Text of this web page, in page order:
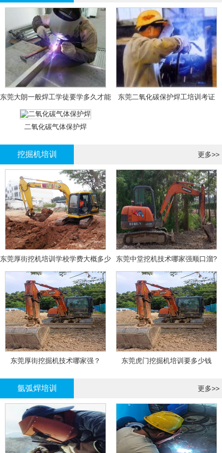
东莞大朗一般焊工学徒要学多久才能
拿证？
东莞二氧化碳保护焊工培训考证
二氧化碳气体保护焊
挖掘机培训 更多>>
东莞厚街挖机培训学校学费大概多少 东莞中堂挖机技术哪家强顺口溜?
东莞厚街挖掘机技术哪家强？ 东莞虎门挖掘机培训要多少钱
氩弧焊培训 更多>>